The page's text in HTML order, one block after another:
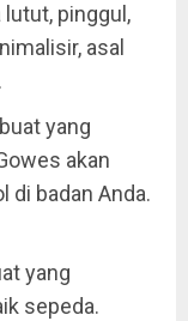
pinggul,
asal
yang
akan
di badan Anda.
yang
sepeda.